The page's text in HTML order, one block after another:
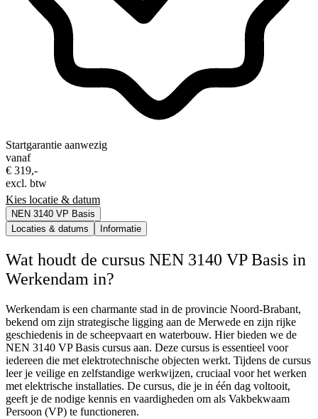
Startgarantie aanwezig
vanaf
€ 319,-
excl. btw
Kies locatie & datum
NEN 3140 VP Basis
Locaties & datums
Informatie
Wat houdt de cursus NEN 3140 VP Basis in
Werkendam in?
Werkendam is een charmante stad in de provincie Noord-Brabant,
bekend om zijn strategische ligging aan de Merwede en zijn rijke
geschiedenis in de scheepvaart en waterbouw. Hier bieden we de
NEN 3140 VP Basis cursus aan. Deze cursus is essentieel voor
iedereen die met elektrotechnische objecten werkt. Tijdens de cursus
leer je veilige en zelfstandige werkwijzen, cruciaal voor het werken
met elektrische installaties. De cursus, die je in één dag voltooit,
geeft je de nodige kennis en vaardigheden om als Vakbekwaam
Persoon (VP) te functioneren.